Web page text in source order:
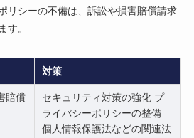
リシーの不備は、訴訟や損害賠償請求
す。
対策
賠償
セキュリティ対策の強化 プ
ライバシーポリシーの整備
個人情報保護法などの関連法